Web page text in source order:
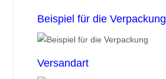
Beispiel für die Verpackung
Versandart